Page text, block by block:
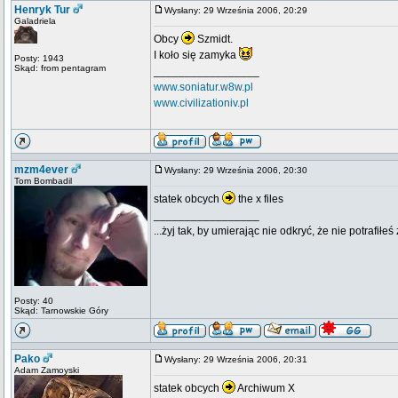
Henryk Tur
Galadriela
Posty: 1943
Skąd: from pentagram
Wysłany: 29 Września 2006, 20:29
Obcy
Szmidt.
I koło się zamyka
www.soniatur.w8w.pl
www.civilizationiv.pl
mzm4ever
Tom Bombadil
Posty: 40
Skąd: Tarnowskie Góry
Wysłany: 29 Września 2006, 20:30
statek obcych
the x files
...żyj tak, by umierając nie odkryć, że nie potrafiłeś
Pako
Adam Zamoyski
Wysłany: 29 Września 2006, 20:31
statek obcych Archiwum X